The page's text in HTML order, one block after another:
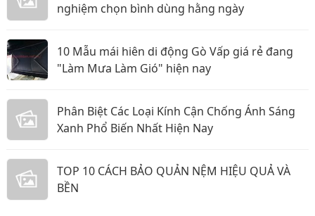
nghiệm chọn bình dùng hằng ngày
10 Mẫu mái hiên di động Gò Vấp giá rẻ đang
"Làm Mưa Làm Gió" hiện nay
Phân Biệt Các Loại Kính Cận Chống Ánh Sáng
Xanh Phổ Biến Nhất Hiện Nay
TOP 10 CÁCH BẢO QUẢN NỆM HIỆU QUẢ VÀ
BỀN